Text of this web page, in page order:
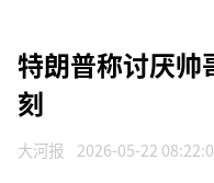
特朗普称讨厌帅
刻
大河报 2026-05-22